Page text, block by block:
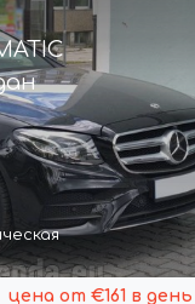
цена от €161 в день